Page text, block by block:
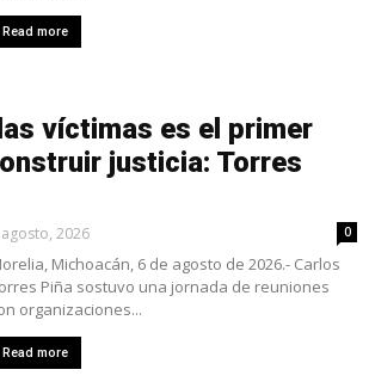
Read more
víctimas es el primer
justicia: Torres
2026 0
Michoacán, 6 de agosto de 2026.- Carlos
Piña sostuvo una jornada de reuniones
organizaciones...
Read more